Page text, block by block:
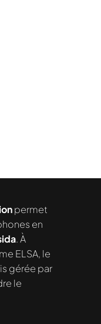
permet
en
. À
ELSA, le
gérée par
le